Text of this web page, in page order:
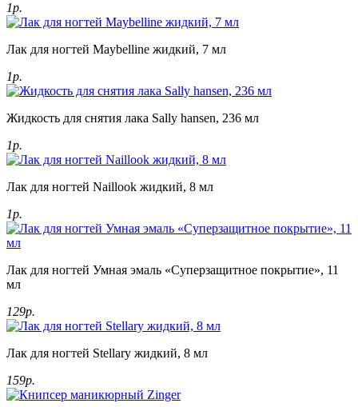
1р.
Лак для ногтей Maybelline жидкий, 7 мл
1р.
Жидкость для снятия лака Sally hansen, 236 мл
1р.
Лак для ногтей Naillook жидкий, 8 мл
1р.
Лак для ногтей Умная эмаль «Суперзащитное покрытие», 11
мл
129р.
Лак для ногтей Stellary жидкий, 8 мл
159р.